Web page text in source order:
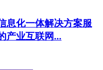
息化一体解决方案服
产业互联网...